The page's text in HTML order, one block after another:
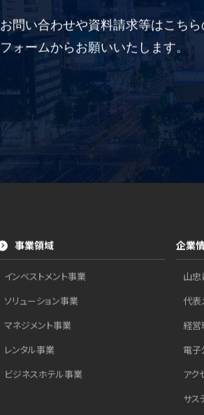
お問い合わせや資料請求等はこちら
フォームからお願いいたします。
事業領域
インベストメント事業
ソリューション事業
マネジメント事業
レンタル事業
ビジネスホテル事業
企業
山忠
代表
経営
電子
アク
サス